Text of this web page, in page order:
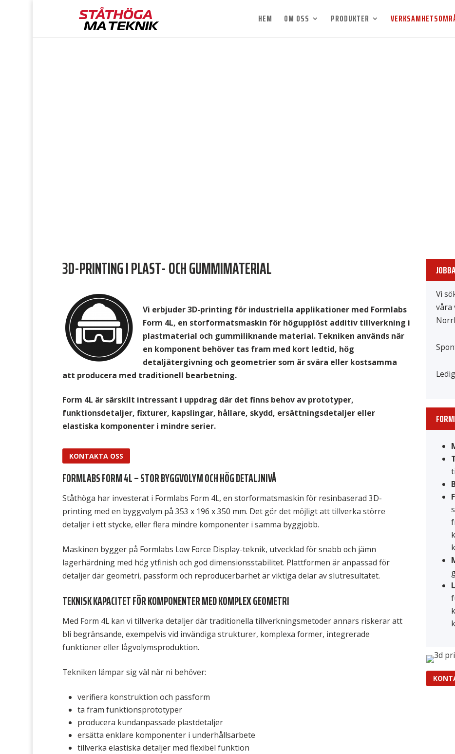
HEM OM OSS PRODUKTER
3D-PRINTING I PLAST- OCH GUMMIMATERIAL
Vi erbjuder 3D-printing för industriella applikationer med Formlabs
Form 4L, en storformatsmaskin för högupplöst additiv tillverkning i
plastmaterial och gummiliknande material. Tekniken används när
en komponent behöver tas fram med kort ledtid, hög
detaljåtergivning och geometrier som är svåra eller kostsamma
att producera med traditionell bearbetning.
Form 4L är särskilt intressant i uppdrag där det finns behov av prototyper,
funktionsdetaljer, fixturer, kapslingar, hållare, skydd, ersättningsdetaljer eller
elastiska komponenter i mindre serier.
KONTAKTA OSS
FORMLABS FORM 4L – STOR BYGGVOLYM OCH HÖG DETALJNIVÅ
Ståthöga har investerat i Formlabs Form 4L, en storformatsmaskin för resinbaserad 3D-
printing med en byggvolym på 353 x 196 x 350 mm. Det gör det möjligt att tillverka större
detaljer i ett stycke, eller flera mindre komponenter i samma byggjobb.
Maskinen bygger på Formlabs Low Force Display-teknik, utvecklad för snabb och jämn
lagerhärdning med hög ytfinish och god dimensionsstabilitet. Plattformen är anpassad för
detaljer där geometri, passform och reproducerbarhet är viktiga delar av slutresultatet.
TEKNISK KAPACITET FÖR KOMPONENTER MED KOMPLEX GEOMETRI
Med Form 4L kan vi tillverka detaljer där traditionella tillverkningsmetoder annars riskerar att
bli begränsande, exempelvis vid invändiga strukturer, komplexa former, integrerade
funktioner eller lågvolymsproduktion.
Tekniken lämpar sig väl när ni behöver:
verifiera konstruktion och passform
ta fram funktionsprototyper
producera kundanpassade plastdetaljer
ersätta enklare komponenter i underhållsarbete
tillverka elastiska detaljer med flexibel funktion
Vi
våra